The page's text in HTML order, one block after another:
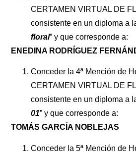
CERTAMEN VIRTUAL DE
consistente en un diploma a
floral” y que corresponde a:
ENEDINA RODRÍGUEZ
Conceder la 4ª Mención de
CERTAMEN VIRTUAL DE
consistente en un diploma a
01” y que corresponde a:
TOMÁS GARCÍA NOBLEJAS
Conceder la 5ª Mención de